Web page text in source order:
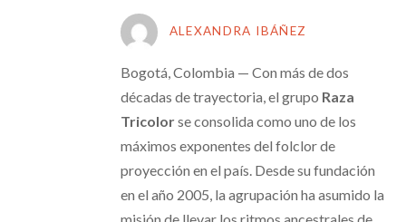
ALEXANDRA IBÁÑEZ
Bogotá, Colombia — Con más de dos
décadas de trayectoria, el grupo Raza
Tricolorse consolida como uno de los
máximos exponentes del folclor de
proyección en el país. Desde su fundación
en el año 2005, la agrupación ha asumido la
misión de llevar los ritmos ancestrales de